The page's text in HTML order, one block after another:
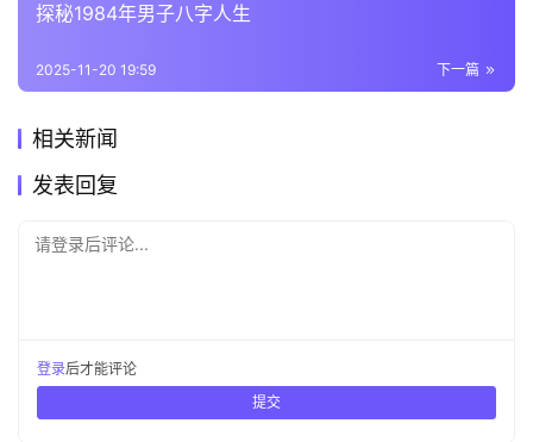
探秘1984年男子八字人生
下一篇
2025-11-20 19:59
相关新闻
发表回复
请登录后评论...
登录后才能评论
提交